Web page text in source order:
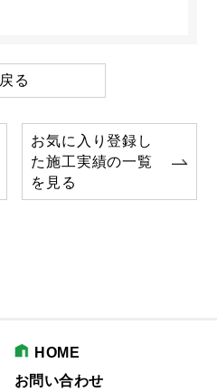
戻る
お気に入り登録し
た施工実績の一覧
を見る
HOME
お問い合わせ